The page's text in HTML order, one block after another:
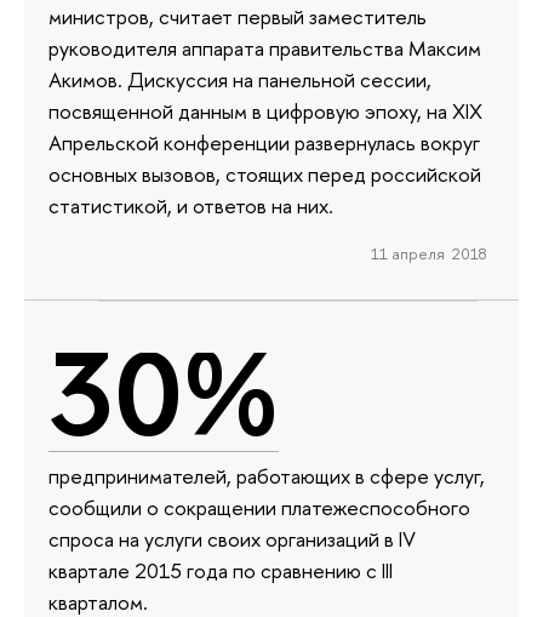
министров, считает первый заместитель
руководителя аппарата правительства Максим
Акимов. Дискуссия на панельной сессии,
посвященной данным в цифровую эпоху, на XIX
Апрельской конференции развернулась вокруг
основных вызовов, стоящих перед российской
статистикой, и ответов на них.
11 апреля 2018
30%
предпринимателей, работающих в сфере услуг,
сообщили о сокращении платежеспособного
спроса на услуги своих организаций в IV
квартале 2015 года по сравнению с III
кварталом.